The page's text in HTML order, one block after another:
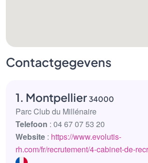
Contactgegevens
1. Montpellier 34000
Parc Club du Millénaire
Telefoon : 04 67 07 53 20
Website : https://www.evolutis-
rh.com/fr/recrutement/4-cabinet-de-